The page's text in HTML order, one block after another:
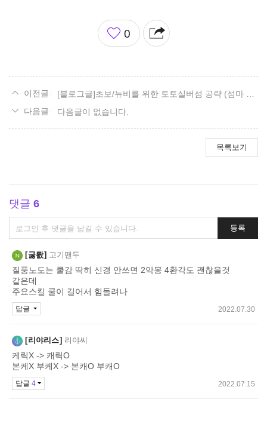
좋
아
0
[블로그글]초보/뉴비를 위한 토토실버섬 공략 (섬마 및 모코코위치) + 좌절감정표현얻기
다음글이 없습니다.
목록보기
댓글 6
댓
글
쓰
기
등록
굻뢄 고기맨두
질풍노도는 쿨감 딱히 신경 안쓰면 2악몽 4환각도 괜찮을것
같은데
주요스킬 쿨이 길어서 힘들려나
2022.07.30
답글
리야리스 리야씨
케릭X -> 캐릭O
본케X 부케X -> 본캐O 부캐O
2022.07.15
답글 4